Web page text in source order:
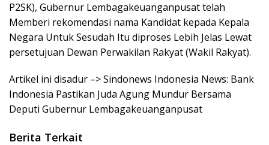
P2SK), Gubernur Lembagakeuanganpusat telah
Memberi rekomendasi nama Kandidat kepada Kepala
Negara Untuk Sesudah Itu diproses Lebih Jelas Lewat
persetujuan Dewan Perwakilan Rakyat (Wakil Rakyat).
Artikel ini disadur –> Sindonews Indonesia News: Bank
Indonesia Pastikan Juda Agung Mundur Bersama
Deputi Gubernur Lembagakeuanganpusat
Berita Terkait